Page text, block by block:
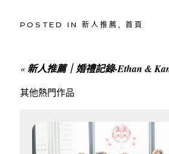
POSTED IN 新人推薦 首頁
« 新人推薦｜婚禮記錄-Ethan &
其他熱門作品